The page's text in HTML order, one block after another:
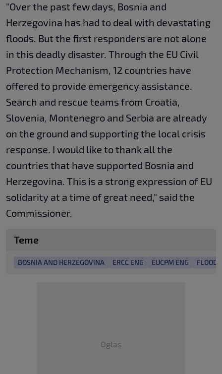
"Over the past few days, Bosnia and
Herzegovina has had to deal with devastating
floods. But the first responders are not alone
in this deadly disaster. Through the EU Civil
Protection Mechanism, 12 countries have
offered to provide emergency assistance.
Search and rescue teams from Croatia,
Slovenia, Montenegro and Serbia are already
on the ground and supporting the local crisis
response. I would like to thank all the
countries that have supported Bosnia and
Herzegovina. This is a strong expression of EU
solidarity at a time of great need," said the
Commissioner.
Teme
BOSNIA AND HERZEGOVINA ERCC ENG EUCPM ENG FLOODS
Oglas